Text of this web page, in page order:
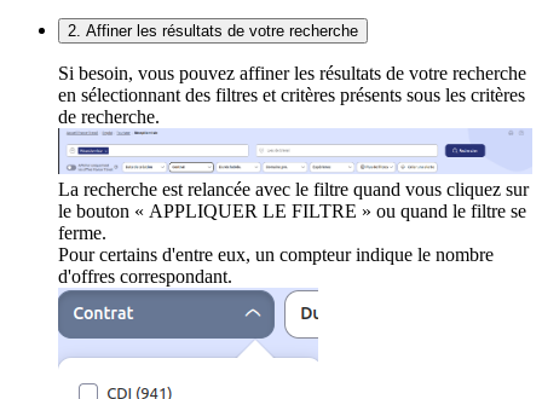
2. Affiner les résultats de votre recherche
Si besoin, vous pouvez affiner les résultats de votre recherche
en sélectionnant des filtres et critères présents sous les critères
de recherche.
La recherche est relancée avec le filtre quand vous cliquez sur
le bouton « APPLIQUER LE FILTRE » ou quand le filtre se
ferme.
Pour certains d'entre eux, un compteur indique le nombre
d'offres correspondant.